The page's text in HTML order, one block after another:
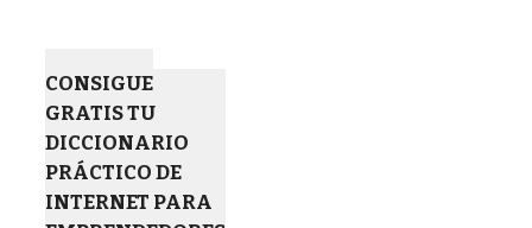
CONSIGUE
GRATIS TU
DICCIONARIO
PRÁCTICO DE
INTERNET PARA